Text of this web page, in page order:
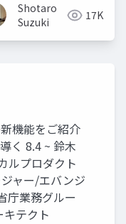
Shotaro
Suzuki
17K
機能をご紹介
く 8.4 ~ 鈴⽊
ルプロダクト
ャー/エバンジ
庁業務グルー
キテクト